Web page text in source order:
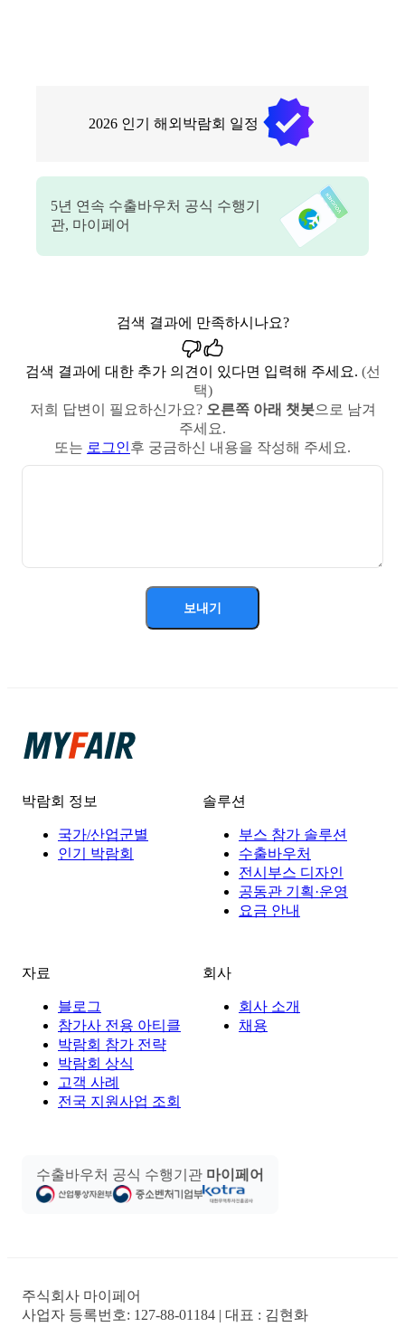
2026 인기 해외박람회 일정
5년 연속 수출바우처 공식 수행기
관, 마이페어
검색 결과에 만족하시나요?
검색 결과에 대한 추가 의견이 있다면 입력해 주세요. (선
택)
저희 답변이 필요하신가요? 오른쪽 아래 챗봇으로 남겨
주세요.
또는 로그인후 궁금하신 내용을 작성해 주세요.
보내기
박람회 정보
국가/산업군별
인기 박람회
솔루션
부스 참가 솔루션
수출바우처
전시부스 디자인
공동관 기획·운영
요금 안내
자료
블로그
참가사 전용 아티클
박람회 참가 전략
박람회 상식
고객 사례
전국 지원사업 조회
회사
회사 소개
채용
수출바우처 공식 수행기관 마이페어
주식회사 마이페어
사업자 등록번호: 127-88-01184 | 대표 : 김현화